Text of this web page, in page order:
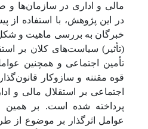
مالی و اداری در سازمان‌ها و
در این پژوهش، با استفاده از
خبرگان به بررسی ماهیت و
(تأثیر) سیاست‌های کلان بر
تأمین اجتماعی و همچنین
قوه مقننه و سازوکار
اجتماعی بر استقلال مالی و
پرداخته شده است. بر همین
عوامل اثرگذار بر موضوع از